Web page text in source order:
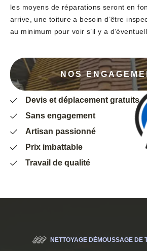
les moyens de réparations seront en
arrive, une toiture a besoin d’être
au minimum pour voir s’il y a
NOS
Devis et déplacement gratuits
Sans engagement
Artisan passionné
Prix imbattable
Travail de qualité
NETTOYAGE DÉMOUSSAGE DE